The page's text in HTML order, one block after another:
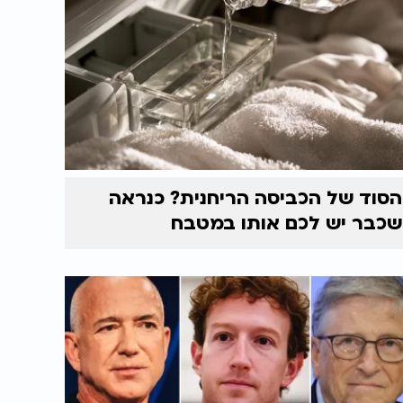
הסוד של הכביסה הריחנית? כנראה
שכבר יש לכם אותו במטבח